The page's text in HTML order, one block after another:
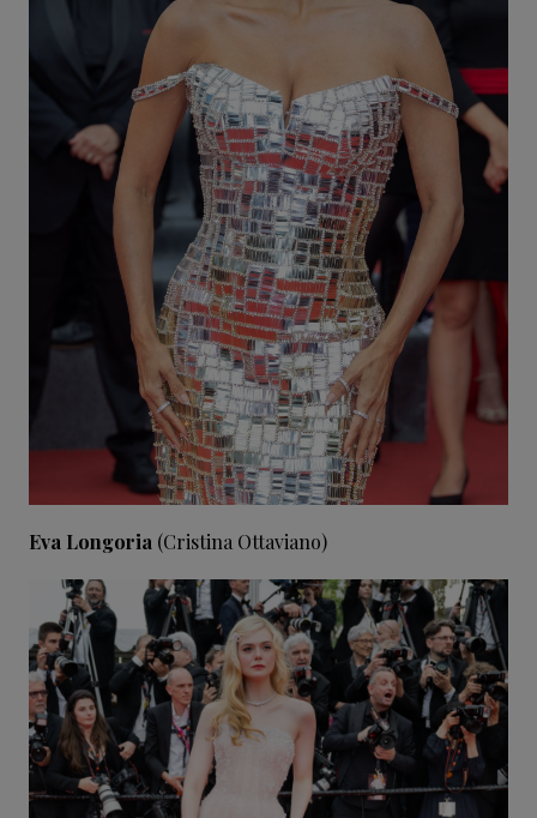
Eva Longoria (Cristina Ottaviano)